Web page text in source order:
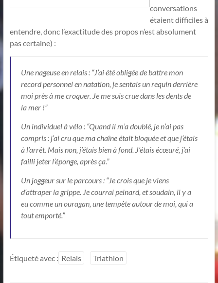
conversations
étaient difficiles à
entendre, donc l’exactitude des propos n’est absolument
pas certaine) :
Une nageuse en relais : “J’ai été obligée de battre mon
record personnel en natation, je sentais un requin derrière
moi près à me croquer. Je me suis crue dans les dents de
la mer !”
Un individuel à vélo : “Quand il m’a doublé, je n’ai pas
compris : j’ai cru que ma chaîne était bloquée et que j’étais
à l’arrêt. Mais non, j’étais bien à fond. J’étais écœuré, j’ai
failli jeter l’éponge, après ça.”
Un joggeur sur le parcours : “Je crois que je viens
d’attraper la grippe. Je courrai peinard, et soudain, il y a
eu comme un ouragan, une tempête autour de moi, qui a
tout emporté.”
Étiqueté avec : Relais Triathlon